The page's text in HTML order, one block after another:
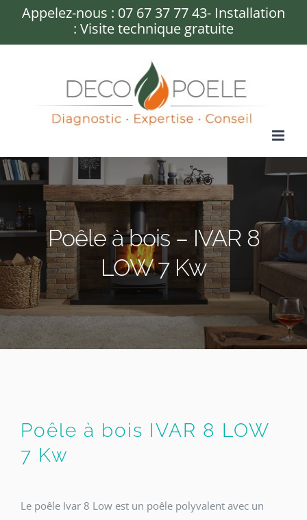
PasserAppelez-nous : 07 67 37 77 43- Installation
: Visite technique gratuite
Poêle à bois – IVAR 8
LOW 7 Kw
Poêle à bois IVAR 8 LOW
7 Kw
Le poêle Ivar 8 Low est un poêle polyvalent avec un